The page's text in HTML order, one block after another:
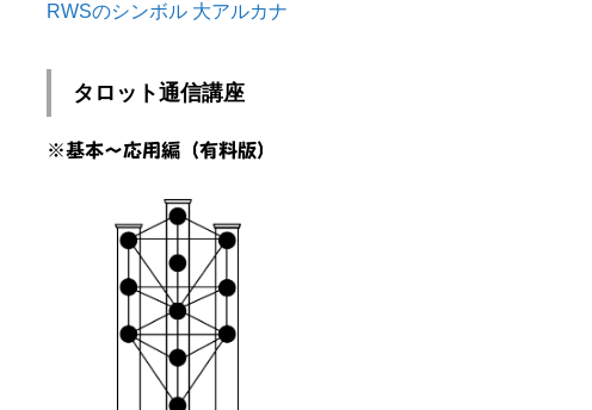
RWSのシンボル 大アルカナ
タロット通信講座
※基本～応用編（有料版）